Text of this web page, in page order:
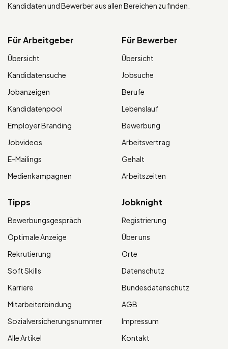
Kandidaten und Bewerber aus allen Bereichen zu finden.
Für Arbeitgeber
Übersicht
Kandidatensuche
Jobanzeigen
Kandidatenpool
Employer Branding
Jobvideos
E-Mailings
Medienkampagnen
Für Bewerber
Übersicht
Jobsuche
Berufe
Lebenslauf
Bewerbung
Arbeitsvertrag
Gehalt
Arbeitszeiten
Tipps
Bewerbungsgespräch
Optimale Anzeige
Rekrutierung
Soft Skills
Karriere
Mitarbeiterbindung
Sozialversicherungsnummer
Alle Artikel
Jobknight
Registrierung
Über uns
Orte
Datenschutz
Bundesdatenschutz
AGB
Impressum
Kontakt